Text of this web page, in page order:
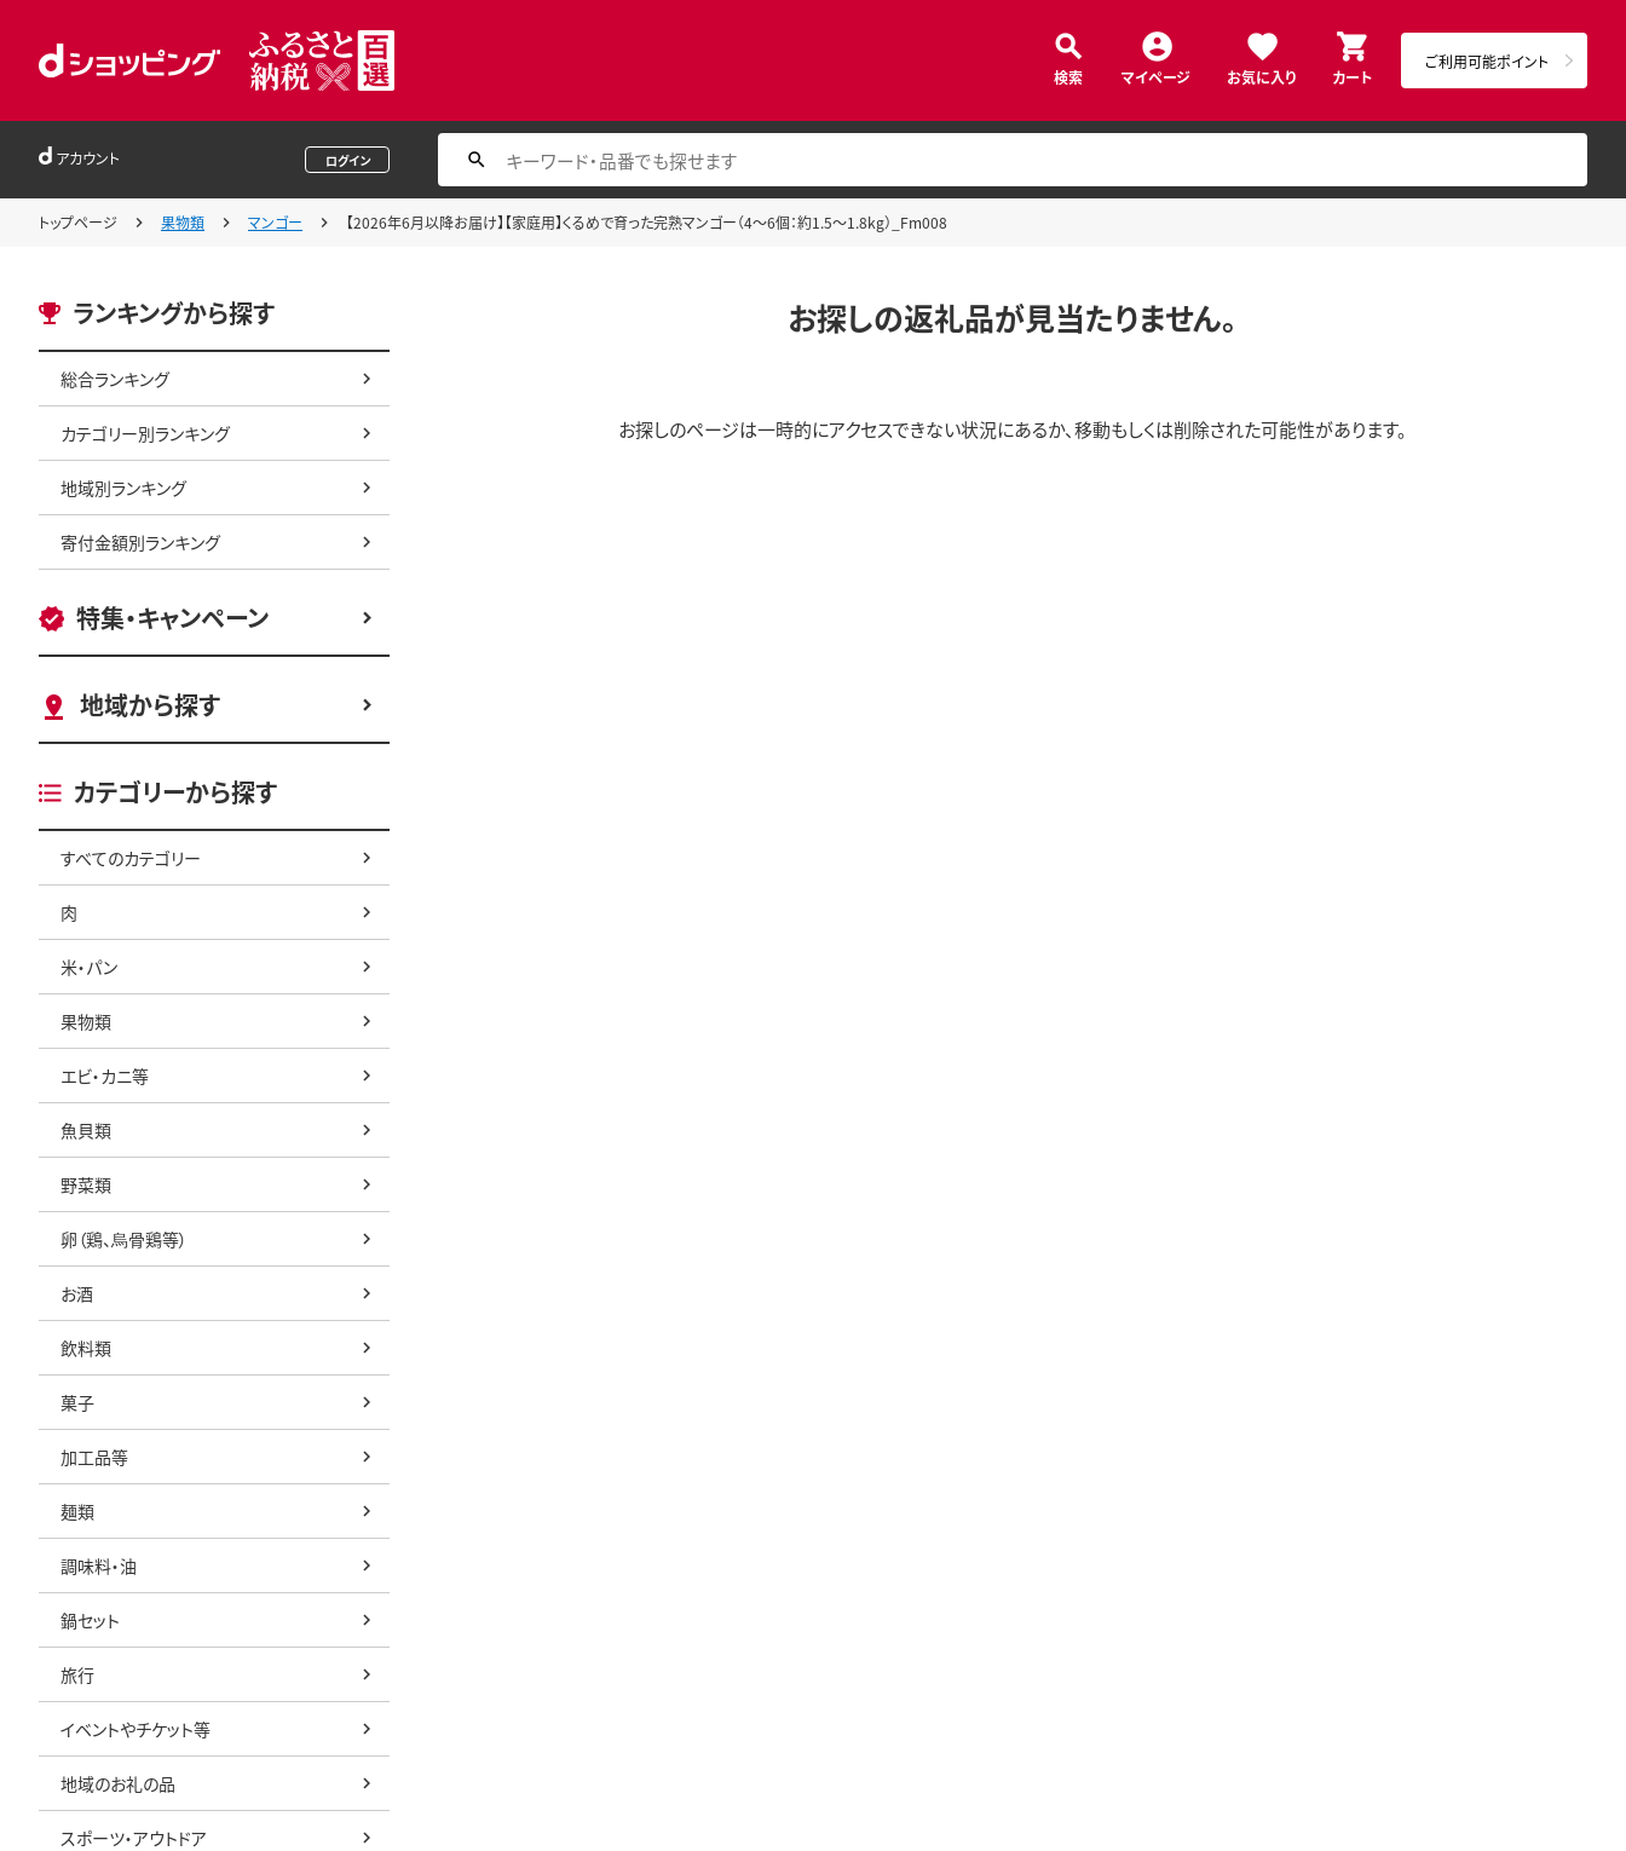
検索 マイページ お気に入り カート
ご利用可能ポイント
アカウント ログイン
トップページ 果物類 マンゴー 【2026年6月以降お届け】【家庭用】くるめで育った完熟マンゴー（4～6個：約1.5～1.8kg）_Fm008
ランキングから探す
総合ランキング
カテゴリー別ランキング
地域別ランキング
寄付金額別ランキング
特集・キャンペーン
地域から探す
カテゴリーから探す
すべてのカテゴリー
肉
米・パン
果物類
エビ・カニ等
魚貝類
野菜類
卵（鶏、烏骨鶏等）
お酒
飲料類
菓子
加工品等
麺類
調味料・油
鍋セット
旅行
イベントやチケット等
地域のお礼の品
スポーツ・アウトドア
お探しの返礼品が見当たりません。
お探しのページは一時的にアクセスできない状況にあるか、移動もしくは削除された可能性があります。